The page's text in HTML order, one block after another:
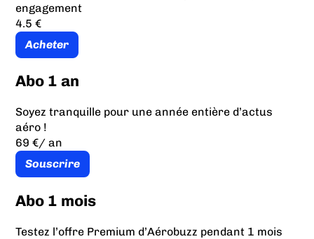
engagement
4.5 €
Acheter
Abo 1 an
Soyez tranquille pour une année entière d’actus
aéro !
69 €/ an
Souscrire
Abo 1 mois
Testez l’offre Premium d’Aérobuzz pendant 1 mois